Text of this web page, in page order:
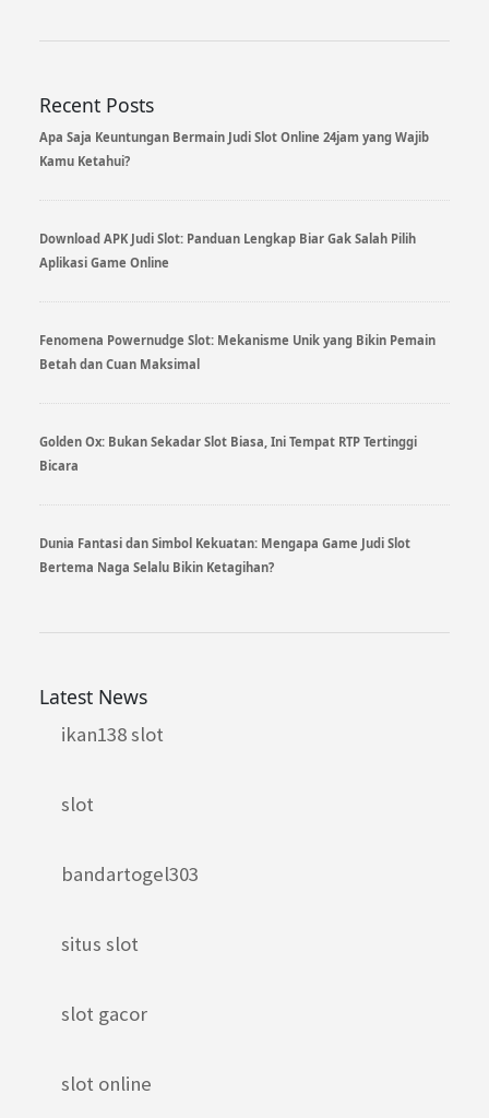
Recent Posts
Apa Saja Keuntungan Bermain Judi Slot Online 24jam yang Wajib
Kamu Ketahui?
Download APK Judi Slot: Panduan Lengkap Biar Gak Salah Pilih
Aplikasi Game Online
Fenomena Powernudge Slot: Mekanisme Unik yang Bikin Pemain
Betah dan Cuan Maksimal
Golden Ox: Bukan Sekadar Slot Biasa, Ini Tempat RTP Tertinggi
Bicara
Dunia Fantasi dan Simbol Kekuatan: Mengapa Game Judi Slot
Bertema Naga Selalu Bikin Ketagihan?
Latest News
ikan138 slot
slot
bandartogel303
situs slot
slot gacor
slot online